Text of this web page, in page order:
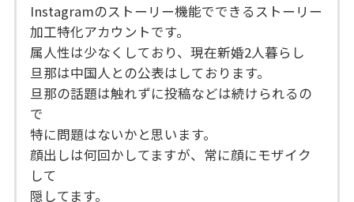
Instagramのストーリー機能でできるストーリー
加工特化アカウントです。
属人性は少なくしており、現在新婚2人暮らし
旦那は中国人との公表はしております。
旦那の話題は触れずに投稿などは続けられるの
で
特に問題はないかと思います。
顔出しは何回かしてますが、常に顔にモザイク
して
隠してます。